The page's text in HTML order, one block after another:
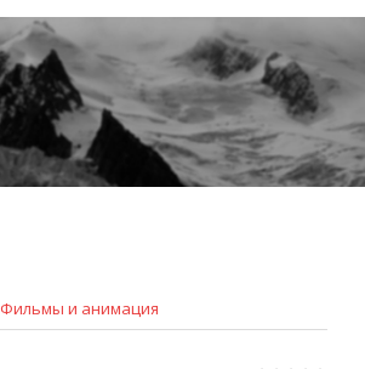
Фильмы и анимация